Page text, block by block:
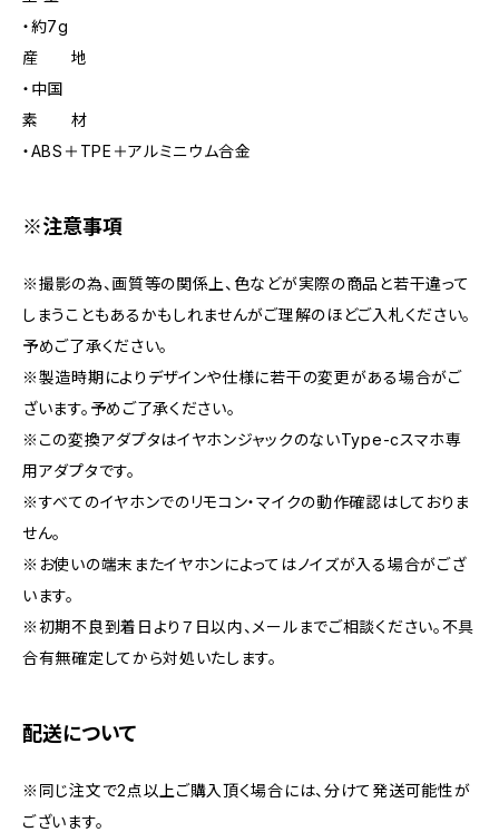
・約7g
産 地
・中国
素 材
・ABS＋TPE＋アルミニウム合金
※注意事項
※撮影の為、画質等の関係上、色などが実際の商品と若干違って
しまうこともあるかもしれませんがご理解のほどご入札ください。
予めご了承ください。
※製造時期によりデザインや仕様に若干の変更がある場合がご
ざいます。予めご了承ください。
※この変換アダプタはイヤホンジャックのないType-cスマホ専
用アダプタです。
※すべてのイヤホンでのリモコン・マイクの動作確認はしておりま
せん。
※お使いの端末またイヤホンによってはノイズが入る場合がござ
います。
※初期不良到着日より７日以内、メールまでご相談ください。不具
合有無確定してから対処いたします。
配送について
※同じ注文で2点以上ご購入頂く場合には、分けて発送可能性が
ございます。